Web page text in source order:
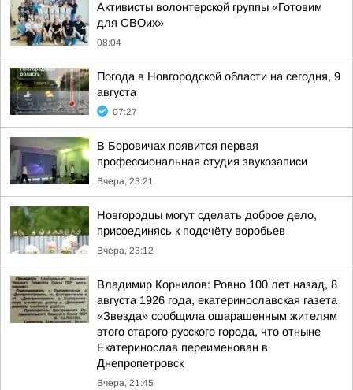
Активисты волонтерской группы «Готовим
для СВОих»
08:04
Погода в Новгородской области на сегодня, 9
августа
07:27
В Боровичах появится первая
профессиональная студия звукозаписи
Вчера, 23:21
Новгородцы могут сделать доброе дело,
присоединясь к подсчёту воробьев
Вчера, 23:12
Владимир Корнилов: Ровно 100 лет назад, 8
августа 1926 года, екатеринославская газета
«Звезда» сообщила ошарашенным жителям
этого старого русского города, что отныне
Екатеринослав переименован в
Днепропетровск
Вчера, 21:45